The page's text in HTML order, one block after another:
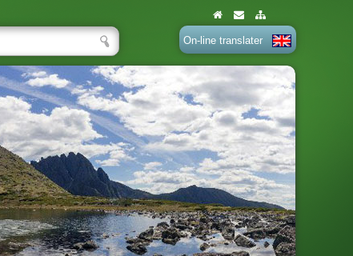
On-line translater